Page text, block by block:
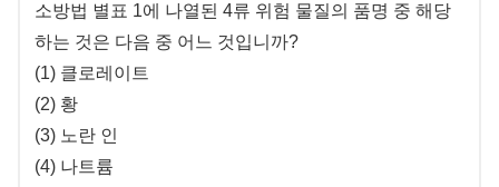
소방법 별표 1에 나열된 4류 위험 물질의 품명 중 해당
하는 것은 다음 중 어느 것입니까?
(1) 클로레이트
(2) 황
(3) 노란 인
(4) 나트륨